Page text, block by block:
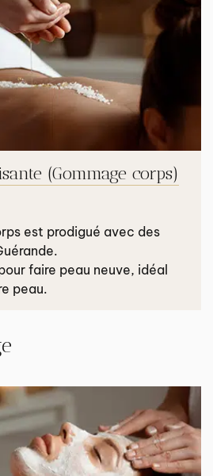
(Gommage corps)
est prodigué avec des
faire peau neuve, idéal
peau.